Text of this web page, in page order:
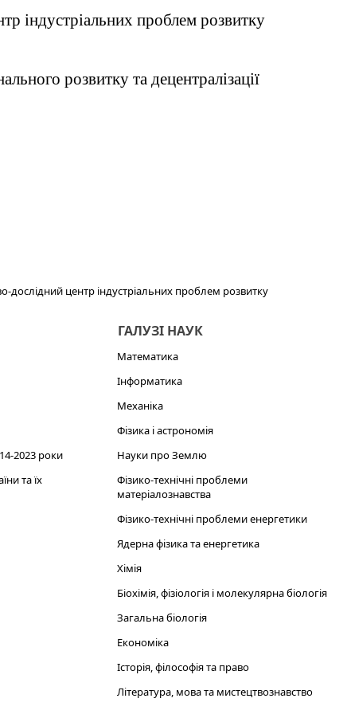
індустріальних проблем розвитку
розвитку та децентралізації
дослідний центр індустріальних проблем розвитку
2023 роки
та їх
ГАЛУЗІ НАУК
Математика
Інформатика
Механіка
Фізика і астрономія
Науки про Землю
Фізико-технічні проблеми
матеріалознавства
Фізико-технічні проблеми енергетики
Ядерна фізика та енергетика
Хімія
Біохімія, фізіологія і молекулярна біологія
Загальна біологія
Економіка
Історія, філософія та право
Література, мова та мистецтвознавство